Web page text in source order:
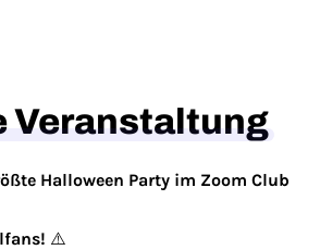
Veranstaltung
Halloween Party im Zoom Club
⚠️